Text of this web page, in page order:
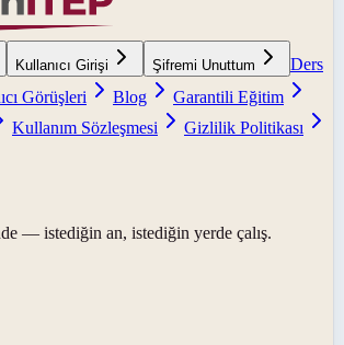
Kullanıcı Girişi Şifremi Unuttum
Ders
Görüşleri Blog
Garantili Eğitim
Kullanım Sözleşmesi
Gizlilik Politikası
— istediğin an, istediğin yerde çalış.